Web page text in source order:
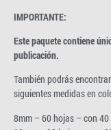
IMPORTANTE:
Este paquete contiene
publicación.
También podrás
siguientes medidas en
8mm – 60 hojas – con 40